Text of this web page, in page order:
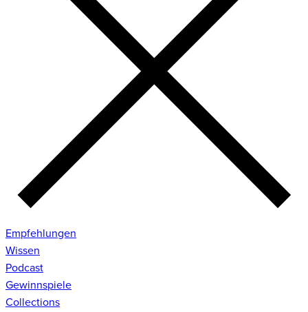
Empfehlungen
Wissen
Podcast
Gewinnspiele
Collections